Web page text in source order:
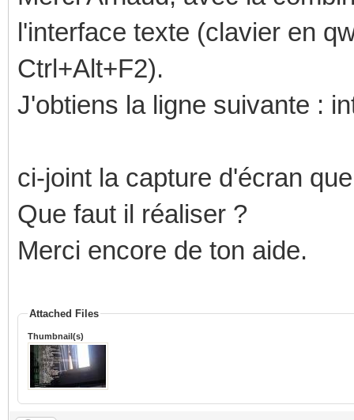
l'interface texte (clavier en
Ctrl+Alt+F2).
J'obtiens la ligne suivante :
ci-joint la capture d'écran
Que faut il réaliser ?
Merci encore de ton aide.
Attached Files
Thumbnail(s)